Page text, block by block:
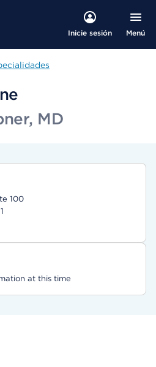
Inicie sesión Menú
MD
100
at this time